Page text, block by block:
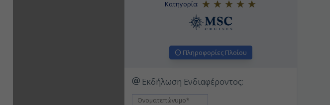
Κατηγορία:
Πληροφορίες Πλοίου
Εκδήλωση Ενδιαφέροντος: